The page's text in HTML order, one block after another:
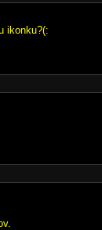
ikonku?(: